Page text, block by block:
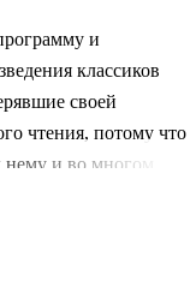
и
классиков
своей
чтения, потому что
и во многом
личности.
Гайдаром в 1940